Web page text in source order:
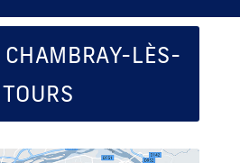
CHAMBRAY-LÈS-
TOURS